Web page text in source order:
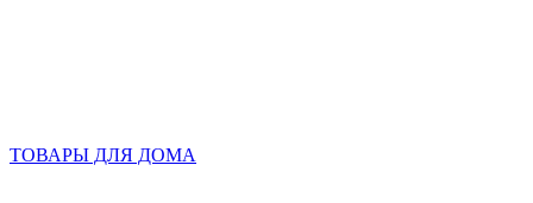
ТОВАРЫ ДЛЯ ДОМА